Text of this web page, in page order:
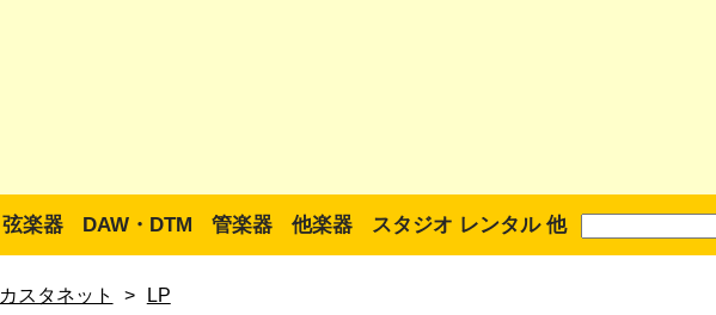
弦楽器 DAW・DTM 管楽器 他楽器 スタジオ レンタル 他
カスタネット > LP